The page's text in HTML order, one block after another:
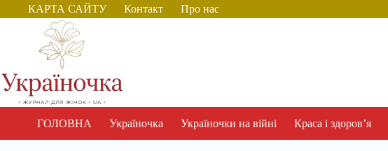
Перейти
до
КАРТА САЙТУ Контакт Про нас
ГОЛОВНА Україночка Україночки на війні Краса і здоров’я